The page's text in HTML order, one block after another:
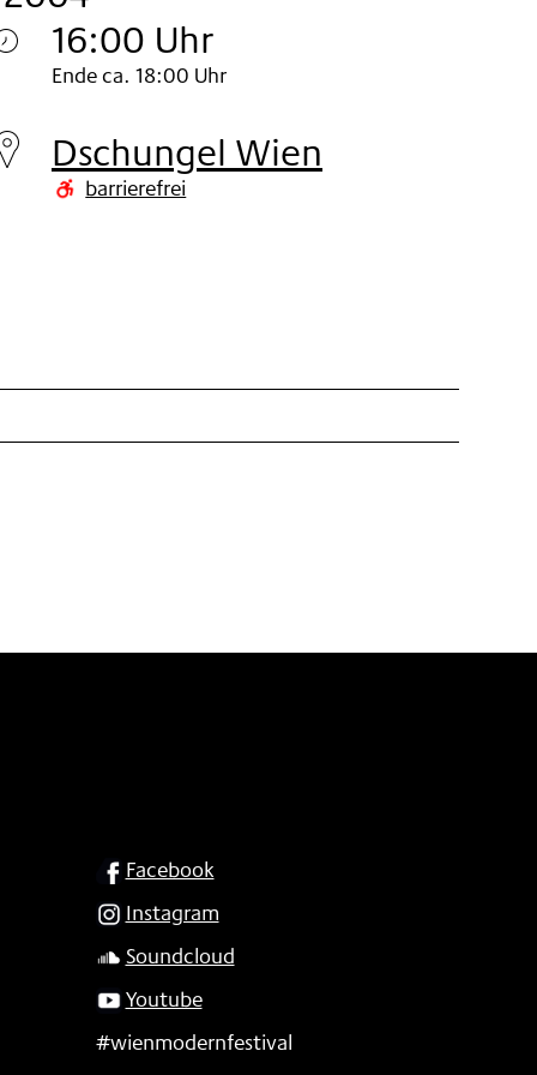
16:00 Uhr
Ende ca. 18:00 Uhr
Dschungel Wien
barrierefrei
SOCIAL
Facebook
Instagram
Soundcloud
Youtube
#wienmodernfestival